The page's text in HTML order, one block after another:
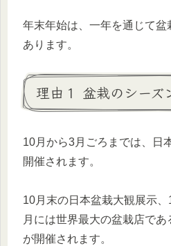
年末年始は、一年を通じて盆
あります。
理由１ 盆栽のシーズ
10月から3月ごろまでは、日
開催されます。
10月末の日本盆栽大観展示
月には世界最大の盆栽店で
が開催されます。